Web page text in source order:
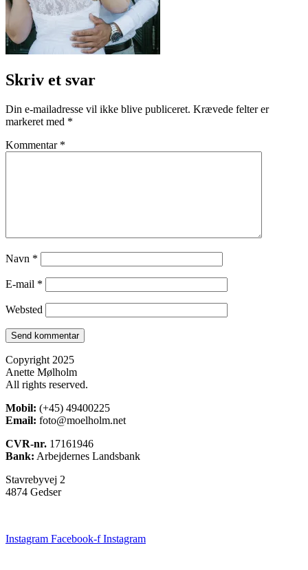
Skriv et svar
Din e-mailadresse vil ikke blive publiceret. Krævede felter er
markeret med *
Kommentar *
Navn *
E-mail *
Websted
Copyright 2025
Anette Mølholm
All rights reserved.
Mobil: (+45) 49400225
Email: foto@moelholm.net
CVR-nr. 17161946
Bank: Arbejdernes Landsbank
Stavrebyvej 2
4874 Gedser
Instagram Facebook-f Instagram